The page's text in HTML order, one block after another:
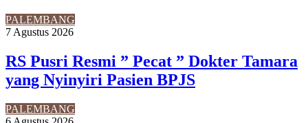
PALEMBANG
7 Agustus 2026
RS Pusri Resmi ” Pecat ” Dokter Tamara
yang Nyinyiri Pasien BPJS
PALEMBANG